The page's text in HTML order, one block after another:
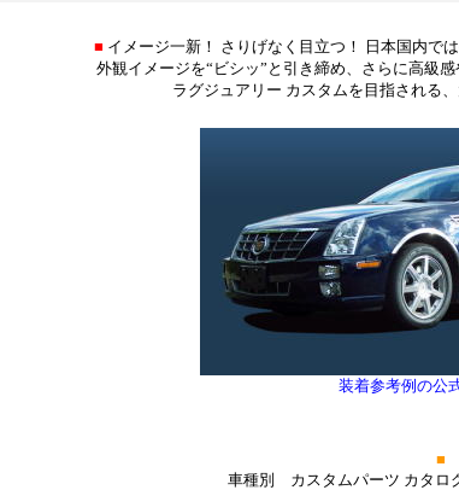
■ イメージ一新！ さりげなく目立つ！ 日本国内で
外観イメージを“ビシッ”と引き締め、さらに高級
ラグジュアリー カスタムを目指される
装着参考例の公
■
車種別 カスタムパーツ カタロ